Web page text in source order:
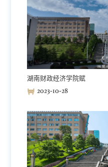
湖南财政经济学院赋
2023-10-28